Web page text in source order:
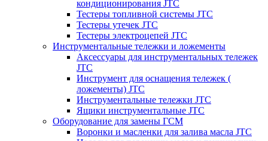
кондиционирования JTC
Тестеры топливной системы JTC
Тестеры утечек JTC
Тестеры электроцепей JTC
Инструментальные тележки и ложементы
Аксессуары для инструментальных тележек
JTC
Инструмент для оснащения тележек (
ложементы) JTC
Инструментальные тележки JTC
Ящики инструментальные JTC
Оборудование для замены ГСМ
Воронки и масленки для залива масла JTC